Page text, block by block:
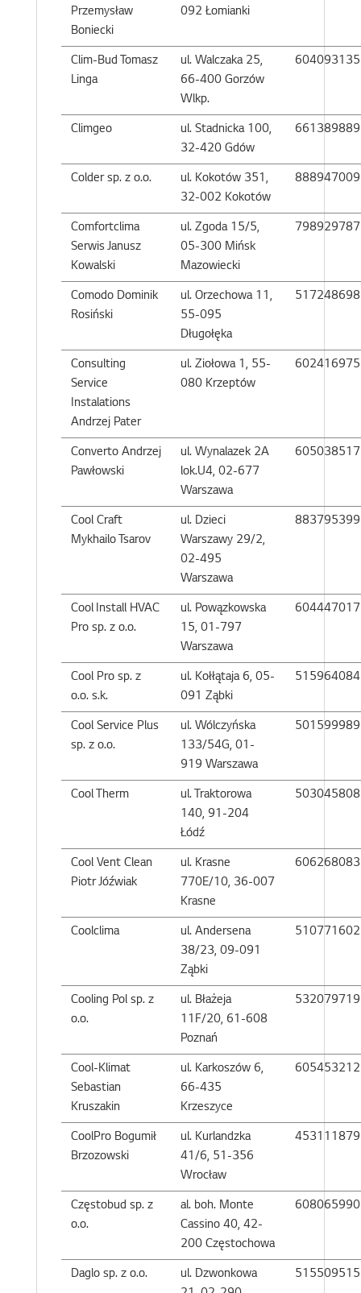
Przemysław
Boniecki
092 Łomianki
Clim-Bud Tomasz
Linga
ul. Walczaka 25,
66-400 Gorzów
Wlkp.
604093135
Climgeo
ul. Stadnicka 100,
32-420 Gdów
661389889
Colder sp. z o.o.
ul. Kokotów 351,
32-002 Kokotów
888947009
Comfortclima
Serwis Janusz
Kowalski
ul. Zgoda 15/5,
05-300 Mińsk
Mazowiecki
798929787
Comodo Dominik
Rosiński
ul. Orzechowa 11,
55-095
Długołęka
517248698
Consulting
Service
Instalations
Andrzej Pater
ul. Ziołowa 1, 55-
080 Krzeptów
602416975
Converto Andrzej
Pawłowski
ul. Wynalazek 2A
lok.U4, 02-677
Warszawa
605038517
Cool Craft
Mykhailo Tsarov
ul. Dzieci
Warszawy 29/2,
02-495
Warszawa
883795399
Cool Install HVAC
Pro sp. z o.o.
ul. Powązkowska
15, 01-797
Warszawa
604447017
Cool Pro sp. z
o.o. s.k.
ul. Kołłątaja 6, 05-
091 Ząbki
515964084
Cool Service Plus
sp. z o.o.
ul. Wólczyńska
133/54G, 01-
919 Warszawa
501599989
Cool Therm
ul. Traktorowa
140, 91-204
Łódź
503045808
Cool Vent Clean
Piotr Jóźwiak
ul. Krasne
770E/10, 36-007
Krasne
606268083
Coolclima
ul. Andersena
38/23, 09-091
Ząbki
510771602
Cooling Pol sp. z
o.o.
ul. Błażeja
11F/20, 61-608
Poznań
532079719
Cool-Klimat
Sebastian
Kruszakin
ul. Karkoszów 6,
66-435
Krzeszyce
605453212
CoolPro Bogumił
Brzozowski
ul. Kurlandzka
41/6, 51-356
Wrocław
453111879
Częstobud sp. z
o.o.
al. boh. Monte
Cassino 40, 42-
200 Częstochowa
608065990
Daglo sp. z o.o.
ul. Dzwonkowa
515509515